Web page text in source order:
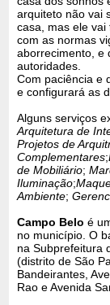
arquiteto não vai
casa, mas ele
com as normas
aborrecimento, e
autoridades.
Com paciência e
e configurará as
Alguns serviços
Arquitetura de
Projetos de
Complementares;
de Mobiliário;
Iluminação;
Ambiente;
Campo Belo é
no município. O
na Subprefeitura
(distrito de São
Bandeirantes,
Rao e Avenida